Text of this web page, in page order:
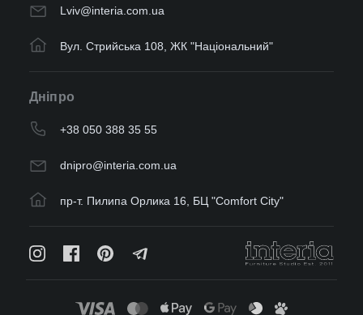
Lviv@interia.com.ua
Вул. Стрийська 108, ЖК "Національний"
Дніпро
+38 050 388 35 55
dnipro@interia.com.ua
пр-т. Пилипа Орлика 16, БЦ "Comfort City"